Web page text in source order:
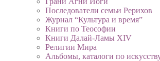
Последователи семьи Рерихов
Журнал “Культура и время”
Книги по Теософии
Книги Далай-Ламы XIV
Религии Мира
Альбомы, каталоги по